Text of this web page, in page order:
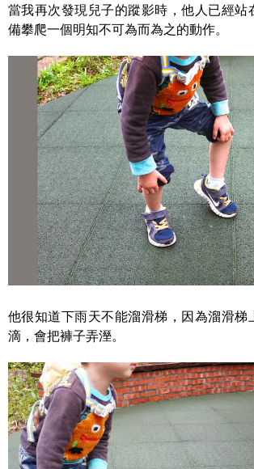
當我再次發現兒子的蹤影時，他人已經站
備攀爬一個明知不可為而為之的動作。
他很知道下雨天不能溜滑梯，因為溜滑梯
滴，會把褲子弄溼。